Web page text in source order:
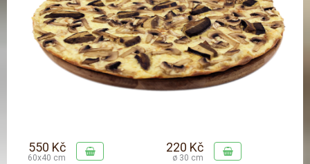
550 Kč
60x40 cm
220 Kč
ø 30 cm